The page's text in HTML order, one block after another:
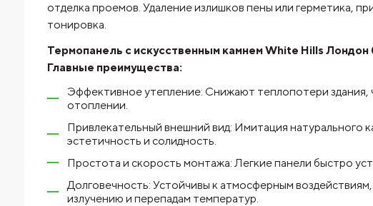
отделка проемов. Удаление излишков пены или герметика,
тонировка.
Термопанель с искусственным камнем White Hills
Главные преимущества:
Эффективное утепление: Снижают теплопотери здания,
отоплении.
Привлекательный внешний вид: Имитация натурального
эстетичность и солидность.
Простота и скорость монтажа: Легкие панели быстро
Долговечность: Устойчивы к атмосферным
излучению и перепадам температур.